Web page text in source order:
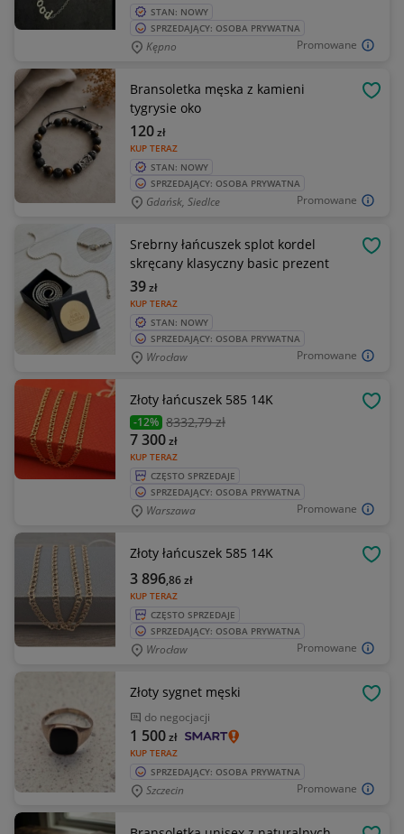
Promowane
STAN: NOWY
SPRZEDAJĄCY: OSOBA PRYWATNA
Kępno
Promowane
Bransoletka męska z kamieni
tygrysie oko
KUP TERAZ
120zł
STAN: NOWY
SPRZEDAJĄCY: OSOBA PRYWATNA
Gdańsk, Siedlce
Promowane
Srebrny łańcuszek splot kordel
skręcany klasyczny basic prezent
KUP TERAZ
39zł
STAN: NOWY
SPRZEDAJĄCY: OSOBA PRYWATNA
Wrocław
Promowane
Złoty łańcuszek 585 14K
-12% 8332,79 zł
KUP TERAZ
7 300zł
CZĘSTO SPRZEDAJE
SPRZEDAJĄCY: OSOBA PRYWATNA
Warszawa
Promowane
Złoty łańcuszek 585 14K
KUP TERAZ
3 896,86zł
CZĘSTO SPRZEDAJE
SPRZEDAJĄCY: OSOBA PRYWATNA
Wrocław
Promowane
Złoty sygnet męski
do negocjacji
KUP TERAZ
1 500zł
SPRZEDAJĄCY: OSOBA PRYWATNA
Szczecin